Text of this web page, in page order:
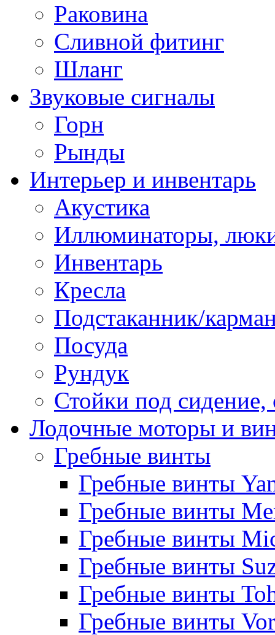
Раковина
Сливной фитинг
Шланг
Звуковые сигналы
Горн
Рынды
Интерьер и инвентарь
Акустика
Иллюминаторы,
Инвентарь
Кресла
Подстаканник/
Посуда
Рундук
Стойки под
Лодочные моторы и
Гребные винты
Гребные винты
Гребные винты
Гребные винты
Гребные винты
Гребные винты
Гребные винты